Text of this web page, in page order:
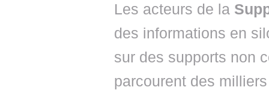
Les acteurs de la
des informations en
sur des supports non
parcourent des